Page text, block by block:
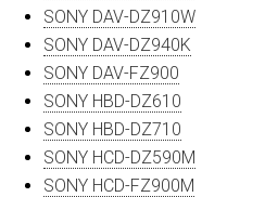
SONY DAV-DZ910W
SONY DAV-DZ940K
SONY DAV-FZ900
SONY HBD-DZ610
SONY HBD-DZ710
SONY HCD-DZ590M
SONY HCD-FZ900M